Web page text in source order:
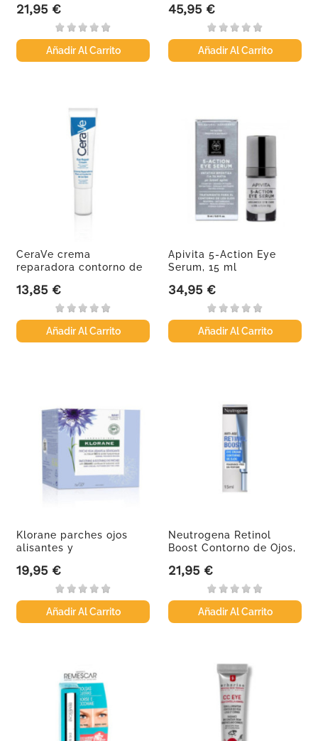
Precio
21,95 €
Añadir Al Carrito
Precio
45,95 €
Añadir Al Carrito
CeraVe crema
reparadora contorno de
Precio
13,85 €
Añadir Al Carrito
Apivita 5-Action Eye
Serum, 15 ml
Precio
34,95 €
Añadir Al Carrito
Klorane parches ojos
alisantes y
Precio
19,95 €
Añadir Al Carrito
Neutrogena Retinol
Boost Contorno de Ojos,
Precio
21,95 €
Añadir Al Carrito